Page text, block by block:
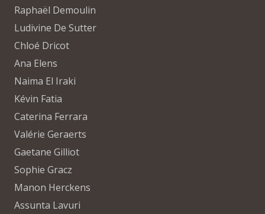
Raphaël Demoulin
Ludivine De Sutter
Chloé Dricot
Ana Elens
Naima El Iraki
Kévin Fatia
Caterina Ferrara
Valérie Geraerts
Gaetane Gilliot
Sophie Gracz
Manon Herckens
Assunta Lavuri